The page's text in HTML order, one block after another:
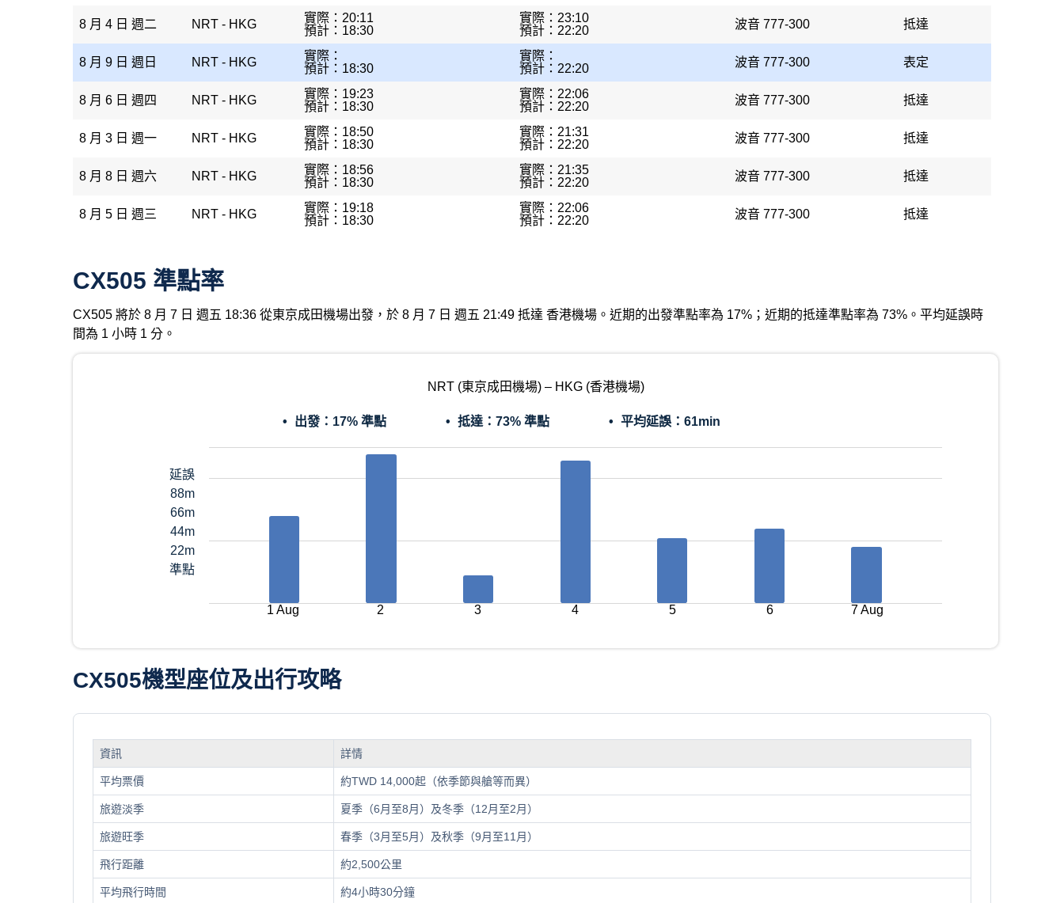
8 月 4 日 週二 NRT - HKG
實際：20:11
預計：18:30
實際：23:10
預計：22:20
波音 777-300 抵達
8 月 9 日 週日 NRT - HKG
實際：
預計：18:30
實際：
預計：22:20
波音 777-300 表定
8 月 6 日 週四 NRT - HKG
實際：19:23
預計：18:30
實際：22:06
預計：22:20
波音 777-300 抵達
8 月 3 日 週一 NRT - HKG
實際：18:50
預計：18:30
實際：21:31
預計：22:20
波音 777-300 抵達
8 月 8 日 週六 NRT - HKG
實際：18:56
預計：18:30
實際：21:35
預計：22:20
波音 777-300 抵達
8 月 5 日 週三 NRT - HKG
實際：19:18
預計：18:30
實際：22:06
預計：22:20
波音 777-300 抵達
CX505 準點率
CX505 將於 8 月 7 日 週五 18:36 從東京成田機場出發，於 8 月 7 日 週五 21:49 抵達 香港機場。近期的出發準點率為 17%；近期的抵達準點率為 73%。平均延誤時
間為 1 小時 1 分。
NRT (東京成田機場) – HKG (香港機場)
出發： 17% 準點 抵達： 73% 準點 平均延誤： 61min
延誤
88m
66m
44m
22m
準點
1 Aug 2 3 4 5 6 7 Aug
CX505機型座位及出行攻略
資訊 詳情
平均票價 約TWD 14,000起（依季節與艙等而異）
旅遊淡季 夏季（6月至8月）及冬季（12月至2月）
旅遊旺季 春季（3月至5月）及秋季（9月至11月）
飛行距離 約2,500公里
平均飛行時間 約4小時30分鐘